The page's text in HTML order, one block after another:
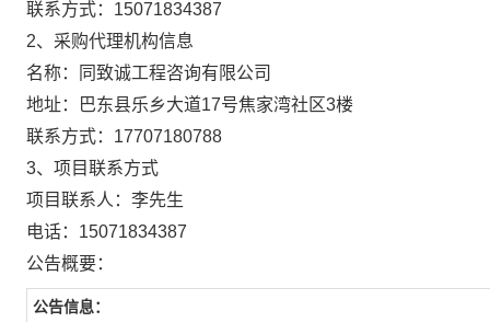
联系方式： 15071834387
2、采购代理机构信息
名称：
同致诚工程咨询有限公司
地址：
巴东县乐乡大道17号焦家湾社区3楼
联系方式： 17707180788
3、项目联系方式
项目联系人： 李先生
电话： 15071834387
公告概要：
公告信息：